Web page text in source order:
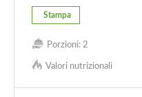
Stampa
Porzioni: 2
Valori nutrizionali